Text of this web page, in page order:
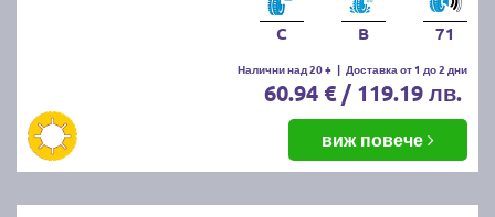
C B 71
Налични над 20 + | Доставка от 1 до 2 дни
60.94 € / 119.19 лв.
виж повече